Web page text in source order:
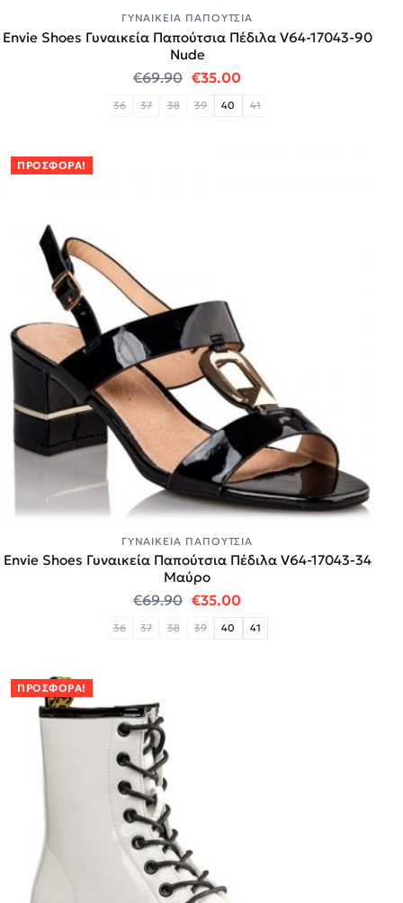
ΓΥΝΑΙΚΕΊΑ ΠΑΠΟΎΤΣΙΑ
Envie Shoes Γυναικεία Παπούτσια Πέδιλα V64-17043-90
Nude
€69.90 Original price was: €69.90.
€35.00Η τρέχουσα τιμή
36 37 38 39 40 41
ΠΡΟΣΦΟΡΆ!
ΓΥΝΑΙΚΕΊΑ ΠΑΠΟΎΤΣΙΑ
Envie Shoes Γυναικεία Παπούτσια Πέδιλα V64-17043-34
Mαύρο
€69.90 Original price was: €69.90.
€35.00Η τρέχουσα τιμή
36 37 38 39 40 41
ΠΡΟΣΦΟΡΆ!